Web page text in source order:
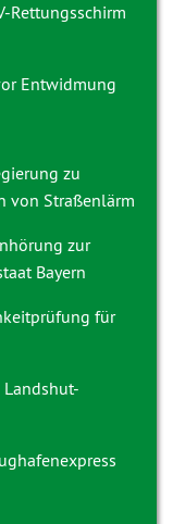
Rettungsschirm
Entwidmung
zu
von Straßenlärm
zur
Bayern
für